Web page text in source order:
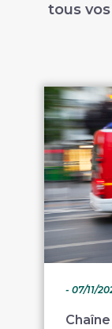
tous
- 07/11/